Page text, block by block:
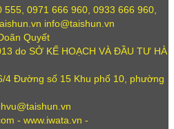
0971 666 960, 0933 666 960,
info@taishun.vn
Quyết
do SỞ KẾ HOẠCH VÀ ĐẦU TƯ HÀ
4 Đường số 15 Khu phố 10, phường
- www.iwata.vn -